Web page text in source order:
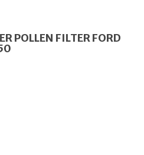
POLLEN FILTER FORD